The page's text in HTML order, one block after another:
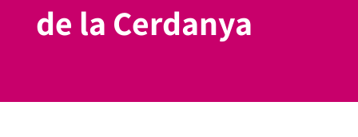
de la Cerdanya